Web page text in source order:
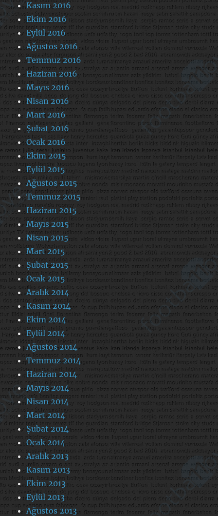
Kasım 2016
Ekim 2016
Eylül 2016
Ağustos 2016
Temmuz 2016
Haziran 2016
Mayıs 2016
Nisan 2016
Mart 2016
Şubat 2016
Ocak 2016
Ekim 2015
Eylül 2015
Ağustos 2015
Temmuz 2015
Haziran 2015
Mayıs 2015
Nisan 2015
Mart 2015
Şubat 2015
Ocak 2015
Aralık 2014
Kasım 2014
Ekim 2014
Eylül 2014
Ağustos 2014
Temmuz 2014
Haziran 2014
Mayıs 2014
Nisan 2014
Mart 2014
Şubat 2014
Ocak 2014
Aralık 2013
Kasım 2013
Ekim 2013
Eylül 2013
Ağustos 2013